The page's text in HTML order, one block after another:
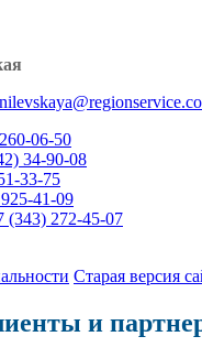
06-50
34-90-08
33-75
41-09
(343) 272-45-07
Старая версия
и